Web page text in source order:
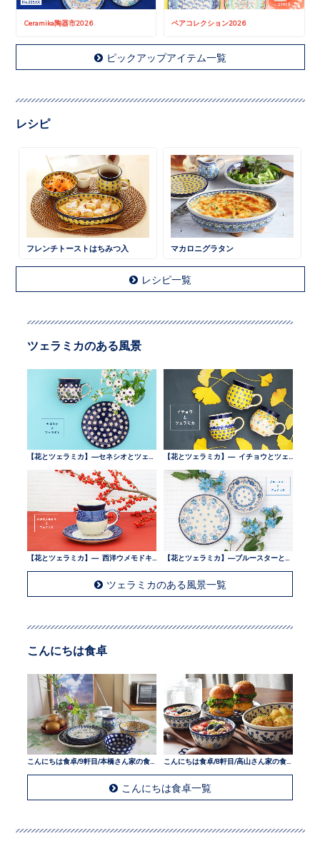
Ceramika陶器市2026 ペアコレクション2026
ピックアップアイテム一覧
レシピ
フレンチトーストはちみつ入 マカロニグラタン
レシピ一覧
ツェラミカのある風景
ツェラミカのある風景一覧
こんにちは食卓
こんにちは食卓/9軒目/本橋さん家の食卓
こんにちは食卓一覧